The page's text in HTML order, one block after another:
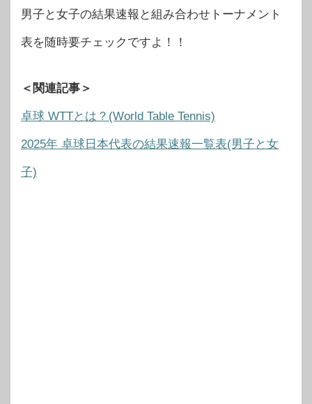
男子と女子の結果速報と組み合わせトーナメント
表を随時要チェックですよ！！
＜関連記事＞
卓球 WTTとは？(World Table Tennis)
2025年 卓球日本代表の結果速報一覧表(男子と女
子)